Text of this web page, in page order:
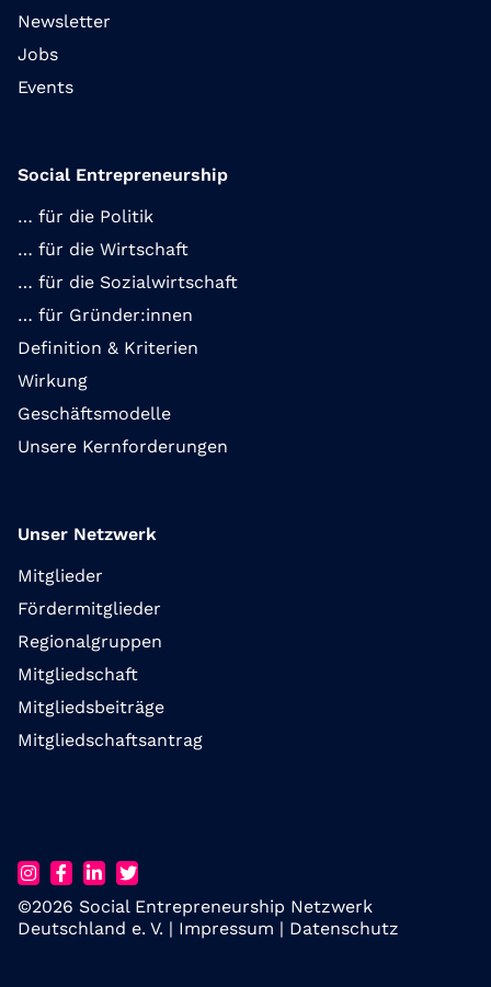
Newsletter
Jobs
Events
Social Entrepreneurship
… für die Politik
… für die Wirtschaft
… für die Sozialwirtschaft
… für Gründer:innen
Definition & Kriterien
Wirkung
Geschäftsmodelle
Unsere Kernforderungen
Unser Netzwerk
Mitglieder
Fördermitglieder
Regionalgruppen
Mitgliedschaft
Mitgliedsbeiträge
Mitgliedschaftsantrag
©2026 Social Entrepreneurship Netzwerk
Deutschland e. V. | Impressum | Datenschutz